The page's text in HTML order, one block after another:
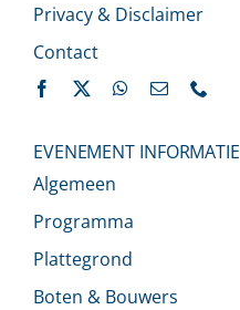
Privacy & Disclaimer
Contact
EVENEMENT INFORMATIE
Algemeen
Programma
Plattegrond
Boten & Bouwers